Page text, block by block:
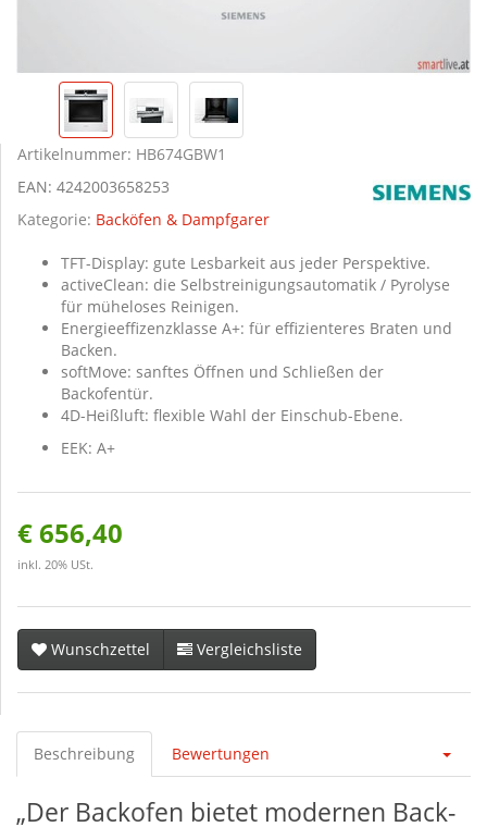
Artikelnummer: HB674GBW1
EAN: 4242003658253
Kategorie: Backöfen & Dampfgarer
TFT-Display: gute Lesbarkeit aus jeder Perspektive.
activeClean: die Selbstreinigungsautomatik / Pyrolyse
für müheloses Reinigen.
Energieeffizenzklasse A+: für effizienteres Braten und
Backen.
softMove: sanftes Öffnen und Schließen der
Backofentür.
4D-Heißluft: flexible Wahl der Einschub-Ebene.
EEK: A+
€ 656,40
inkl. 20% USt.
Wunschzettel Vergleichsliste
Beschreibung Bewertungen
„Der Backofen bietet modernen Back-